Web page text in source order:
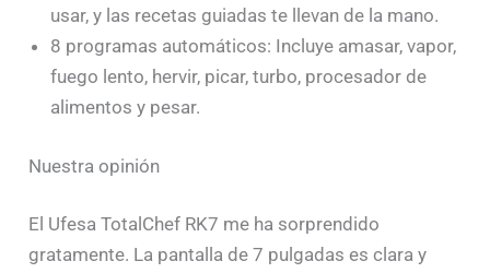
usar, y las recetas guiadas te llevan de la mano.
8 programas automáticos: Incluye amasar, vapor,
fuego lento, hervir, picar, turbo, procesador de
alimentos y pesar.
Nuestra opinión
El Ufesa TotalChef RK7 me ha sorprendido
gratamente. La pantalla de 7 pulgadas es clara y